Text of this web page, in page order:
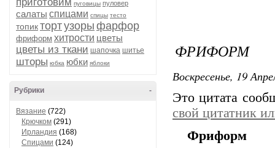
пуговицы пуловер
салаты спицами спицы тесто
топиктортузоры фарфор
фриформ хитрости цветы
цветы из ткани шапочка шитье
шторы юбка юбки яблоки
-
Рубрики
Вязание (722)
Крючком (291)
Ирландия (168)
Спицами (124)
ФРИФОРМ
Воскресенье, 19
Это цитата
свой цитатник
Фриформ